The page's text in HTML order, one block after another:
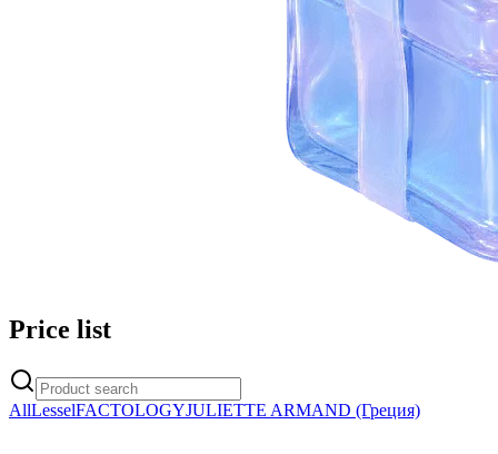
Price list
AllLesselFACTOLOGYJULIETTE ARMAND (Греция)